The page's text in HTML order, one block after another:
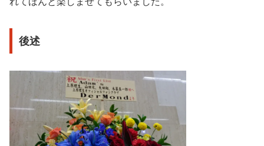
後述